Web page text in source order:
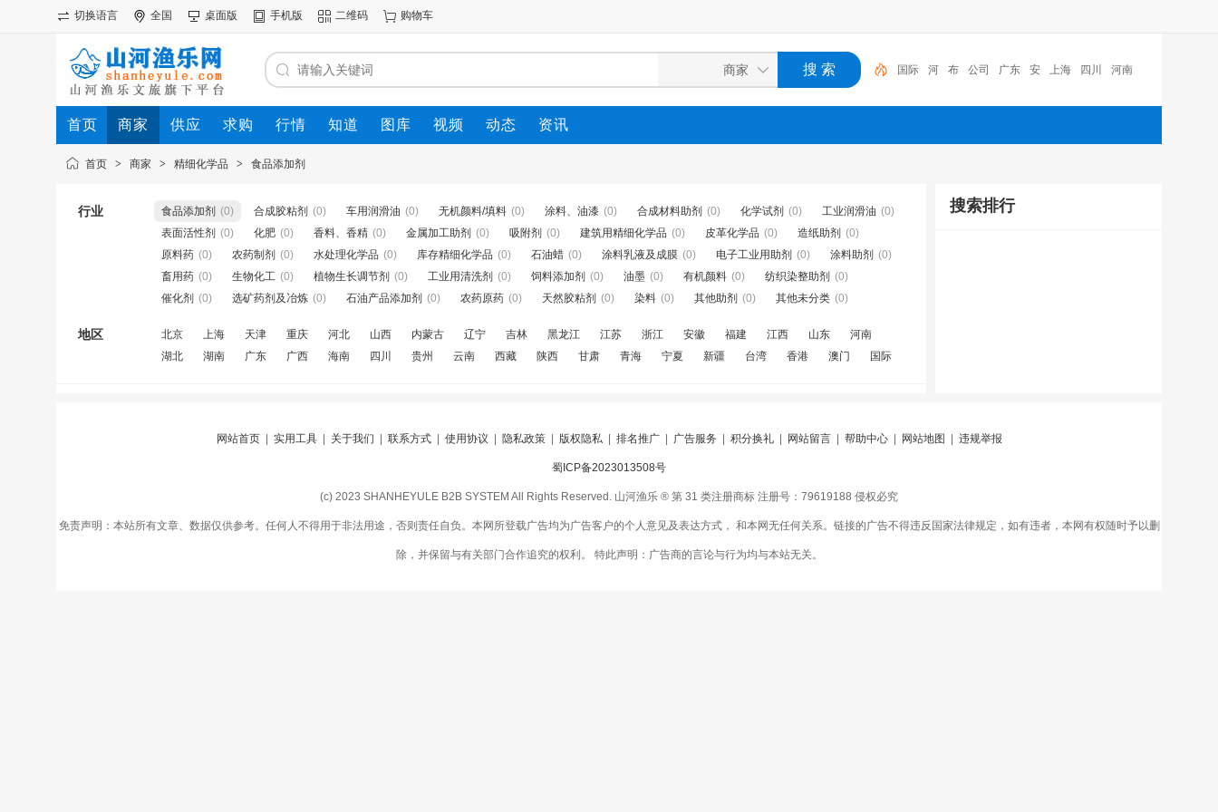
切换语言 全国 桌面版 手机版 二维码 购物车
国际 河 布 公司 广东 安 上海 四川 河南
服务
首页 商家 供应 求购 行情 知道 图库 视频 动态 资讯
首页 > 商家 > 精细化学品 > 食品添加剂
行业 食品添加剂 (0) 合成胶粘剂 (0) 车用润滑油 (0) 无机颜料/填料 (0) 涂料、油漆 (0) 合成材料助剂 (0) 化学试剂 (0) 工业润滑油 (0)
表面活性剂 (0) 化肥 (0) 香料、香精 (0) 金属加工助剂 (0) 吸附剂 (0) 建筑用精细化学品 (0) 皮革化学品 (0) 造纸助剂 (0)
原料药 (0) 农药制剂 (0) 水处理化学品 (0) 库存精细化学品 (0) 石油蜡 (0) 涂料乳液及成膜 (0) 电子工业用助剂 (0) 涂料助剂 (0)
畜用药 (0) 生物化工 (0) 植物生长调节剂 (0) 工业用清洗剂 (0) 饲料添加剂 (0) 油墨 (0) 有机颜料 (0) 纺织染整助剂 (0)
催化剂 (0) 选矿药剂及冶炼 (0) 石油产品添加剂 (0) 农药原药 (0) 天然胶粘剂 (0) 染料 (0) 其他助剂 (0) 其他未分类 (0)
地区 北京 上海 天津 重庆 河北 山西 内蒙古 辽宁 吉林 黑龙江 江苏 浙江 安徽 福建 江西 山东
河南
湖北
湖南 广东 广西 海南 四川 贵州 云南 西藏 陕西 甘肃 青海 宁夏 新疆 台湾 香港 澳门 国际
搜索排行
网站首页| 实用工具| 关于我们 联系方式| 使用协议 隐私政策| 版权隐私| 排名推广| 广告服务 积分换礼| 网站留言| 帮助中心| 网站地图 违规举报
蜀ICP备2023013508号
(c) 2023 SHANHEYULE B2B SYSTEM All Rights Reserved. 山河渔乐 ® 第 31 类注册商标 注册号：79619188 侵权必究
免责声明：本站所有文章、数据仅供参考。任何人不得用于非法用途，否则责任自负。本网所登载广告均为广告客户的个人意见及表达方式， 和本网无任何关系。链接的广告不得违反国家法律规定，如有违者，本网有权随时予以删
除，并保留与有关部门合作追究的权利。 特此声明：广告商的言论与行为均与本站无关。